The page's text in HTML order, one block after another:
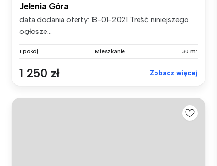
Jelenia Góra
data dodania oferty: 18-01-2021 Treść niniejszego
ogłosze...
1 pokój Mieszkanie 30 m²
1 250 zł Zobacz więcej